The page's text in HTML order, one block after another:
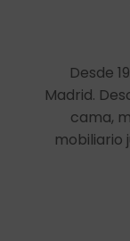
Desde
Madrid.
cama,
mobiliario